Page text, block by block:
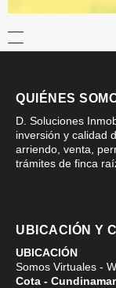
QUIÉNES
D. Soluciones
inversión y calidad
arriendo, venta,
trámites de finca
UBICACIÓN Y
UBICACIÓN
Somos Virtuales -
Cota -